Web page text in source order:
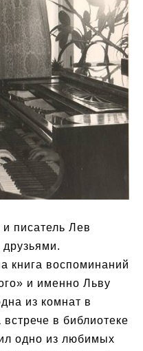
писатель Лев
книга воспоминаний
и именно Льву
из комнат в
в библиотеке
одно из любимых